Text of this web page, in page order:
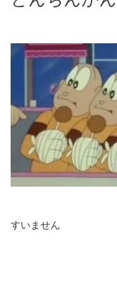
すいません